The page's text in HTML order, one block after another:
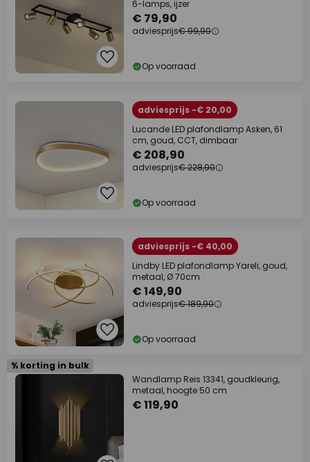
6-lamps, ijzer
€ 79,90
adviesprijs€ 99,90
Op voorraad
adviesprijs -€ 20,00
Lucande LED plafondlamp Asken, 61
cm, goud, CCT, dimbaar
€ 208,90
adviesprijs€ 228,90
Op voorraad
adviesprijs -€ 40,00
Lindby LED plafondlamp Yareli, goud,
metaal, Ø 70cm
€ 149,90
adviesprijs€ 189,90
Op voorraad
% korting in bulk
Wandlamp Reis 13341, goudkleurig,
metaal, hoogte 50 cm
€ 119,90